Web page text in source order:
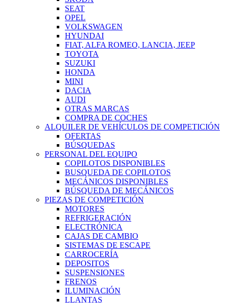
SEAT
OPEL
VOLKSWAGEN
HYUNDAI
FIAT, ALFA ROMEO, LANCIA, JEEP
TOYOTA
SUZUKI
HONDA
MINI
DACIA
AUDI
OTRAS MARCAS
COMPRA DE COCHES
ALQUILER DE VEHÍCULOS DE COMPETICIÓN
OFERTAS
BÚSQUEDAS
PERSONAL DEL EQUIPO
COPILOTOS DISPONIBLES
BUSQUEDA DE COPILOTOS
MECÁNICOS DISPONIBLES
BÚSQUEDA DE MECÁNICOS
PIEZAS DE COMPETICIÓN
MOTORES
REFRIGERACIÓN
ELECTRÓNICA
CAJAS DE CAMBIO
SISTEMAS DE ESCAPE
CARROCERÍA
DEPOSITOS
SUSPENSIONES
FRENOS
ILUMINACIÓN
LLANTAS